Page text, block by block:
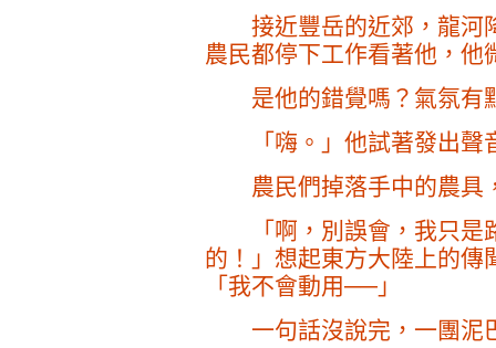
接近豐岳的近郊，龍河
農民都停下工作看著他，他
是他的錯覺嗎？氣氛有
「嗨。」他試著發出聲
農民們掉落手中的農具
「啊，別誤會，我只是
的！」想起東方大陸上的傳
「我不會動用──」
一句話沒說完，一團泥